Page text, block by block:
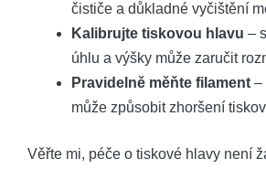
čističe a důkladné vyčištění
Kalibrujte tiskovou hlavu –
úhlu a výšky může zaručit
Pravidelně měňte filament –
může způsobit zhoršení
Věřte mi, péče o tiskové hlavy není